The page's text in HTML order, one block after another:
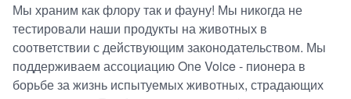
Мы храним как флору так и фауну! Мы никогда не
тестировали наши продукты на животных в
соответствии с действующим законодательством. Мы
поддерживаем ассоциацию One Voice - пионера в
борьбе за жизнь испытуемых животных, страдающих